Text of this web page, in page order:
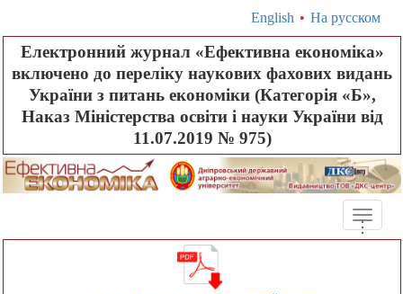
English • На русском
Електронний журнал «Ефективна економіка»
включено до переліку наукових фахових видань
України з питань економіки (Категорія «Б»,
Наказ Міністерства освіти і науки України від
11.07.2019 № 975)
Toggle
...